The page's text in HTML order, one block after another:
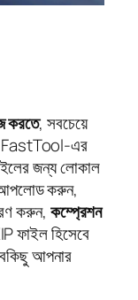
করতে, সবচেয়ে
FastTool-এর
জন্য লোকাল
আপলোড করুন,
করুন, কম্প্রেশন
হিসেবে
আপনার